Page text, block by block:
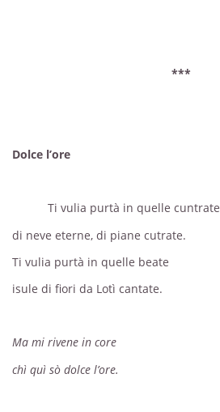
***
Dolce l’ore
Ti vulia purtà in quelle cuntrate
di neve eterne, di piane cutrate.
Ti vulia purtà in quelle beate
isule di fiori da Lotì cantate.
Ma mi rivene in core
chì quì sò dolce l’ore.